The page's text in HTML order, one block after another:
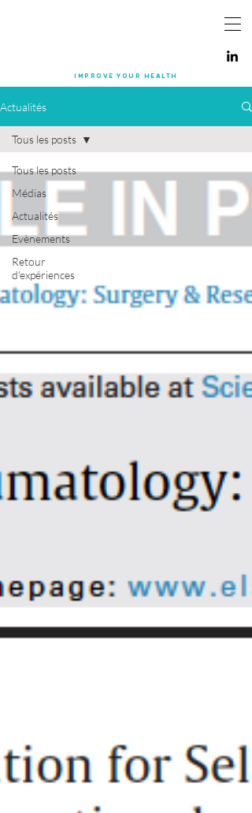
IMPROVE YOUR HEALTH
Actualités
Tous les posts
Médias
Actualités
Evènements
Retour
d'expériences
Tous les posts